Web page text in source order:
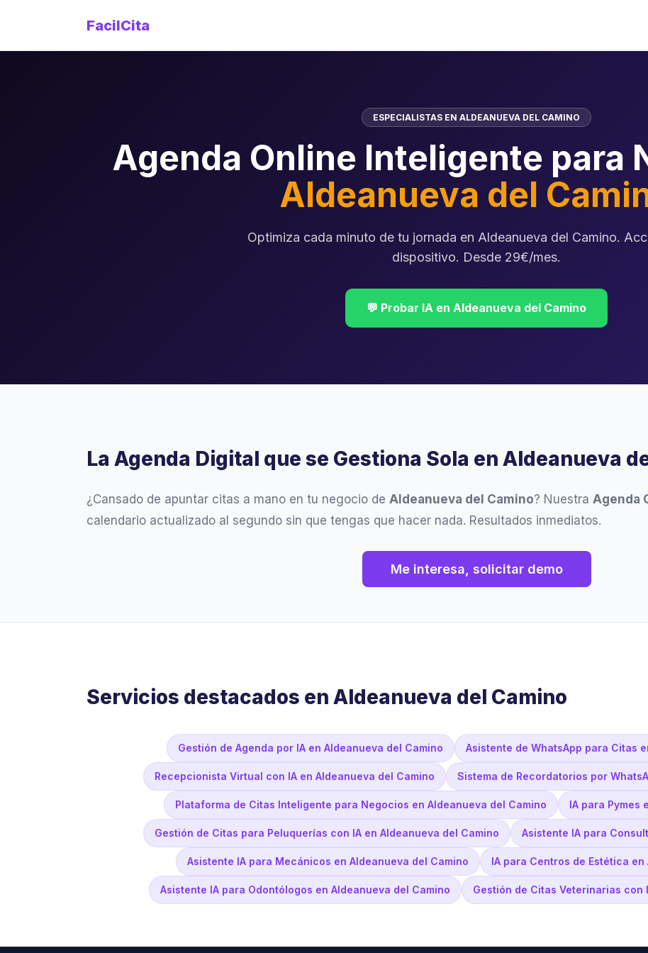
FacilCita
ESPECIALISTAS EN ALDEANUEVA DEL CAMINO
Agenda Online Inteligente para
Aldeanueva del
Optimiza cada minuto de tu jornada en Aldeanueva del Camino.
dispositivo. Desde 29€/mes.
💬 Probar IA en Aldeanueva del Camino
La Agenda Digital que se Gestiona Sola en Aldeanueva
¿Cansado de apuntar citas a mano en tu negocio de Aldeanueva del Camino? Nuestra Agenda
calendario actualizado al segundo sin que tengas que hacer nada. Resultados inmediatos.
Me interesa, solicitar demo
Servicios destacados en Aldeanueva del Camino
Gestión de Agenda por IA en Aldeanueva del Camino Asistente de WhatsApp para Citas
Recepcionista Virtual con IA en Aldeanueva del Camino Sistema de Recordatorios por
Plataforma de Citas Inteligente para Negocios en Aldeanueva del Camino IA para Pymes
Gestión de Citas para Peluquerías con IA en Aldeanueva del Camino Asistente IA para
Asistente IA para Mecánicos en Aldeanueva del Camino IA para Centros de Estética
Asistente IA para Odontólogos en Aldeanueva del Camino Gestión de Citas Veterinarias con